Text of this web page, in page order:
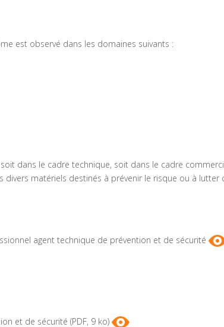
est observé dans les domaines suivants :
dans le cadre technique, soit dans le cadre
matériels destinés à prévenir le risque ou à lutter
agent technique de prévention et de sécurité
et de sécurité (PDF, 9 ko)